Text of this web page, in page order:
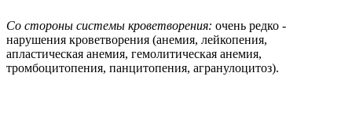
Со стороны системы кроветворения: очень редко -
нарушения кроветворения (анемия, лейкопения,
апластическая анемия, гемолитическая анемия,
тромбоцитопения, панцитопения, агранулоцитоз).